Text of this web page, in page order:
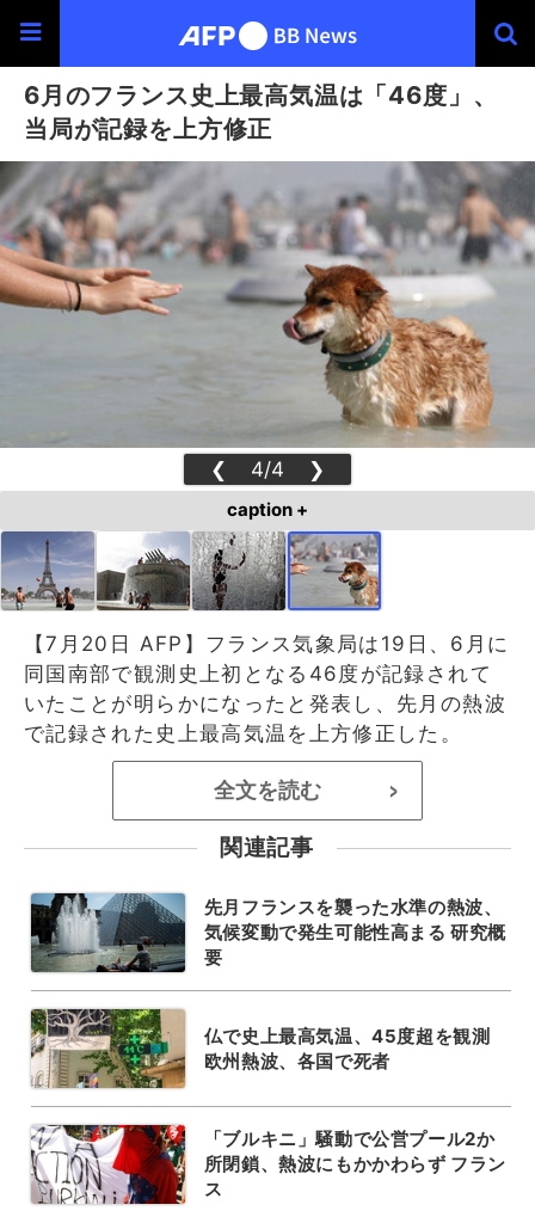
6月のフランス史上最高気温は「46度」、
当局が記録を上方修正
❮ 4/4 ❯
caption +
【7月20日 AFP】フランス気象局は19日、6月に
同国南部で観測史上初となる46度が記録されて
いたことが明らかになったと発表し、先月の熱波
で記録された史上最高気温を上方修正した。
全文を読む >
関連記事
先月フランスを襲った水準の熱波、
気候変動で発生可能性高まる 研究概
要
仏で史上最高気温、45度超を観測
欧州熱波、各国で死者
「ブルキニ」騒動で公営プール2か
所閉鎖、熱波にもかかわらず フラン
ス